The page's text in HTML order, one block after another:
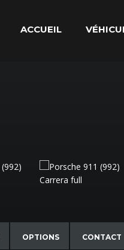
ACCUEIL
OPTIONS CONTACT